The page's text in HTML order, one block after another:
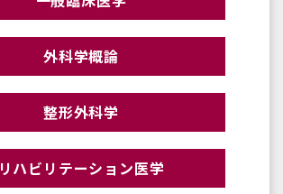
外科学概論
整形外科学
リハビリテーション医学